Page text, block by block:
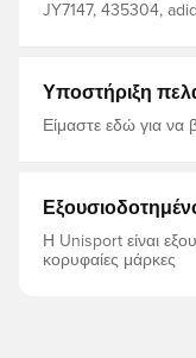
JY7147, 435304,
Υποστήριξη
Είμαστε εδώ για να
Η Unisport είναι
κορυφαίες μάρκες